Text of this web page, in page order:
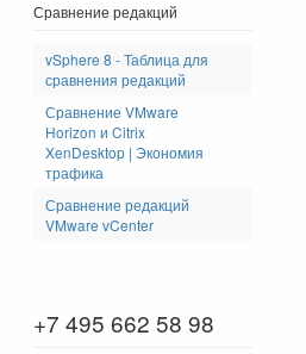
Сравнение редакций
vSphere 8 - Таблица для
сравнения редакций
Сравнение VMware
Horizon и Citrix
XenDesktop | Экономия
трафика
Сравнение редакций
VMware vCenter
+7 495 662 58 98